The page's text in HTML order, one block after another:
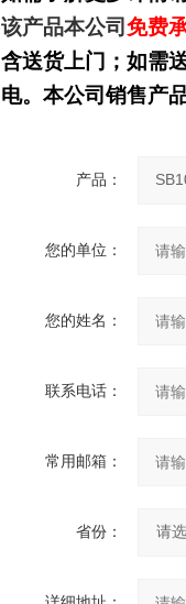
该产品本公司免费
含送货上门；如需
电。本公司销售产
产品：
您的单位：
您的姓名：
联系电话：
常用邮箱：
省份：